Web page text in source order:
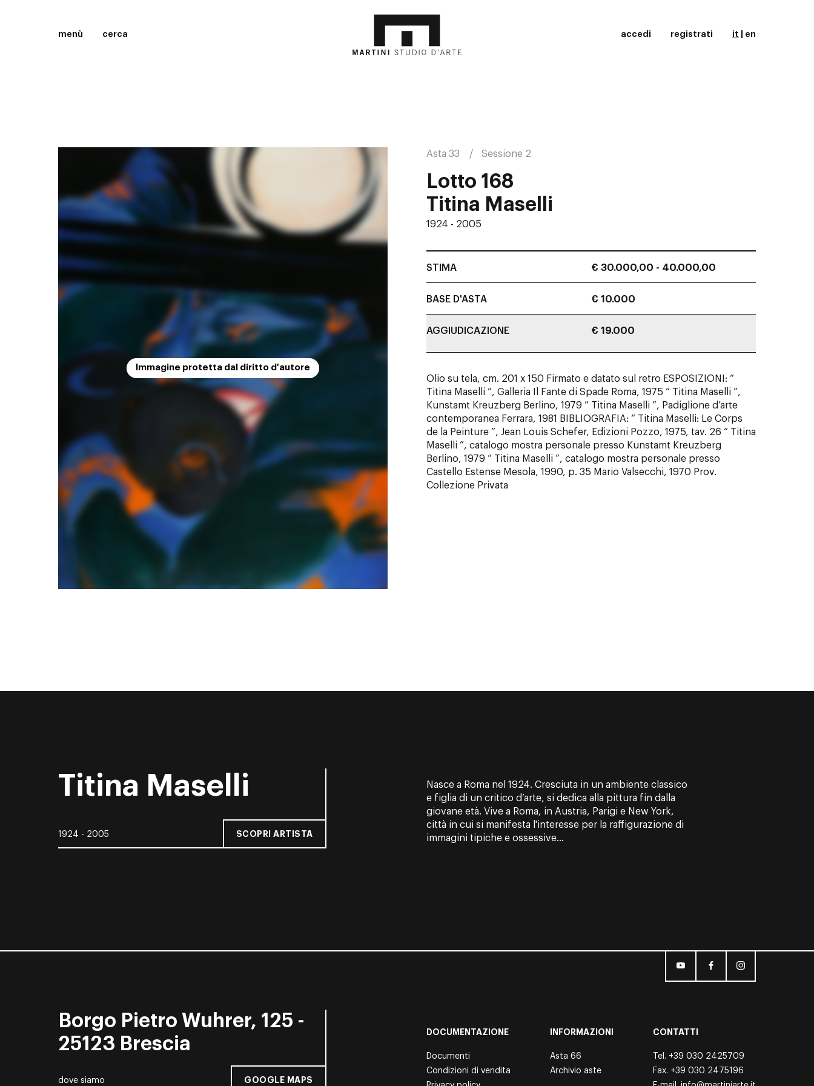
menù cerca accedi registrati it en
Immagine protetta dal diritto d'autore
Asta 33 Sessione 2
Lotto 168
Titina Maselli
1924 - 2005
STIMA € 30.000,00 - 40.000,00
BASE D'ASTA € 10.000
AGGIUDICAZIONE € 19.000
Olio su tela, cm. 201 x 150 Firmato e datato sul retro ESPOSIZIONI: “
Titina Maselli ”, Galleria Il Fante di Spade Roma, 1975 “ Titina Maselli ”,
Kunstamt Kreuzberg Berlino, 1979 “ Titina Maselli ”, Padiglione d’arte
contemporanea Ferrara, 1981 BIBLIOGRAFIA: “ Titina Maselli: Le Corps
de la Peinture ”, Jean Louis Schefer, Edizioni Pozzo, 1975, tav. 26 “ Titina
Maselli ”, catalogo mostra personale presso Kunstamt Kreuzberg
Berlino, 1979 “ Titina Maselli ”, catalogo mostra personale presso
Castello Estense Mesola, 1990, p. 35 Mario Valsecchi, 1970 Prov.
Collezione Privata
Titina Maselli
1924 - 2005 SCOPRI ARTISTA
Nasce a Roma nel 1924. Cresciuta in un ambiente classico
e figlia di un critico d’arte, si dedica alla pittura fin dalla
giovane età. Vive a Roma, in Austria, Parigi e New York,
città in cui si manifesta l'interesse per la raffigurazione di
immagini tipiche e ossessive...
Borgo Pietro Wuhrer, 125 -
25123 Brescia
dove siamo GOOGLE MAPS
DOCUMENTAZIONE
Documenti
Condizioni di vendita
INFORMAZIONI
Asta 66
Archivio aste
CONTATTI
Tel. +39 030 2425709
Fax. +39 030 2475196